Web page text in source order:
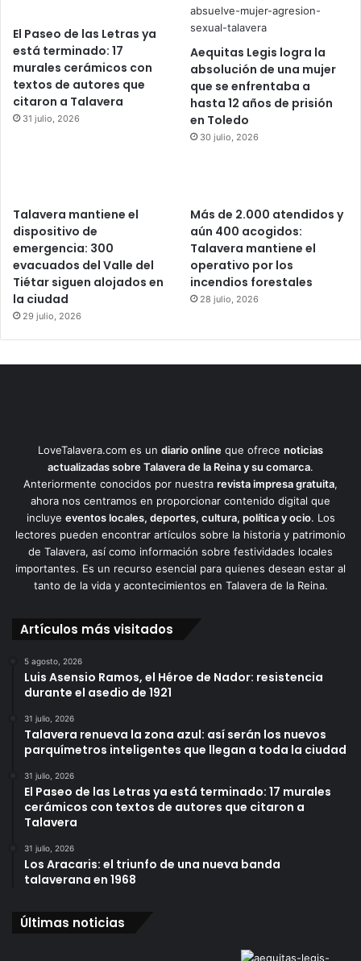
El Paseo de las Letras ya
está terminado: 17
murales cerámicos con
textos de autores que
citaron a Talavera
31 julio, 2026
Aequitas Legis logra la
absolución de una mujer
que se enfrentaba a
hasta 12 años de prisión
en Toledo
30 julio, 2026
Talavera mantiene el
dispositivo de
emergencia: 300
evacuados del Valle del
Tiétar siguen alojados en
la ciudad
29 julio, 2026
Más de 2.000 atendidos y
aún 400 acogidos:
Talavera mantiene el
operativo por los
incendios forestales
28 julio, 2026
LoveTalavera.com es un diario online que ofrece noticias
actualizadas sobre Talavera de la Reina y su comarca.
Anteriormente conocidos por nuestra revista impresa gratuita,
ahora nos centramos en proporcionar contenido digital que
incluye eventos locales, deportes, cultura, política y ocio. Los
lectores pueden encontrar artículos sobre la historia y patrimonio
de Talavera, así como información sobre festividades locales
importantes. Es un recurso esencial para quienes desean estar al
tanto de la vida y acontecimientos en Talavera de la Reina.
Artículos más visitados
5 agosto, 2026
Luis Asensio Ramos, el Héroe de Nador: resistencia
durante el asedio de 1921
31 julio, 2026
Talavera renueva la zona azul: así serán los nuevos
parquímetros inteligentes que llegan a toda la ciudad
31 julio, 2026
El Paseo de las Letras ya está terminado: 17 murales
cerámicos con textos de autores que citaron a
Talavera
31 julio, 2026
Los Aracaris: el triunfo de una nueva banda
talaverana en 1968
Últimas noticias